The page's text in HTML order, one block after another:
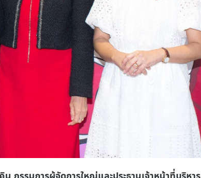
กรรมการผู้จัดการใหญ่และประธานเจ้าหน้าที่บริหาร